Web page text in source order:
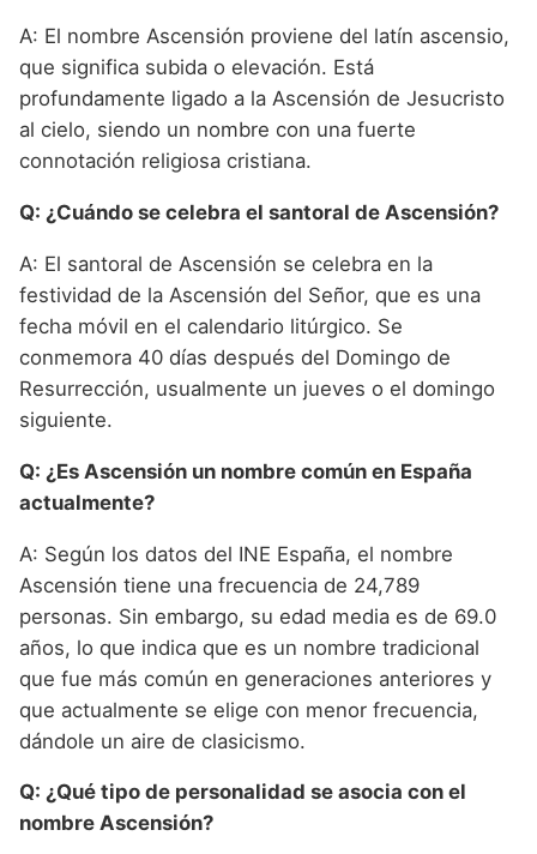
A: El nombre Ascensión proviene del latín ascensio,
que significa subida o elevación. Está
profundamente ligado a la Ascensión de Jesucristo
al cielo, siendo un nombre con una fuerte
connotación religiosa cristiana.
Q: ¿Cuándo se celebra el santoral de Ascensión?
A: El santoral de Ascensión se celebra en la
festividad de la Ascensión del Señor, que es una
fecha móvil en el calendario litúrgico. Se
conmemora 40 días después del Domingo de
Resurrección, usualmente un jueves o el domingo
siguiente.
Q: ¿Es Ascensión un nombre común en España
actualmente?
A: Según los datos del INE España, el nombre
Ascensión tiene una frecuencia de 24,789
personas. Sin embargo, su edad media es de 69.0
años, lo que indica que es un nombre tradicional
que fue más común en generaciones anteriores y
que actualmente se elige con menor frecuencia,
dándole un aire de clasicismo.
Q: ¿Qué tipo de personalidad se asocia con el
nombre Ascensión?